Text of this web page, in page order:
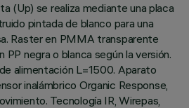
(Up) se realiza mediante una placa
pintada de blanco para una
Raster en PMMA transparente
negra o blanca según la versión.
alimentación L=1500. Aparato
inalámbrico Organic Response,
Tecnología IR, Wirepas,